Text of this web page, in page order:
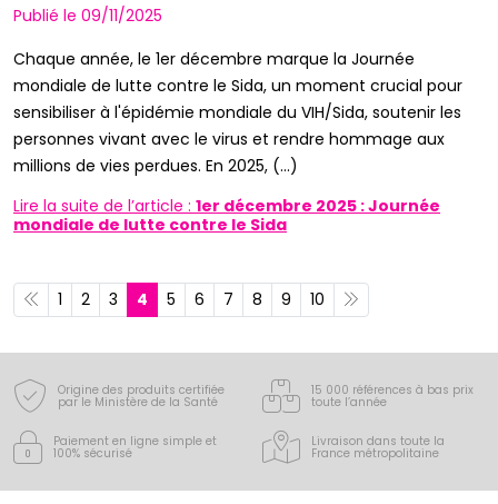
Publié le 09/11/2025
Chaque année, le 1er décembre marque la Journée
mondiale de lutte contre le Sida, un moment crucial pour
sensibiliser à l'épidémie mondiale du VIH/Sida, soutenir les
personnes vivant avec le virus et rendre hommage aux
millions de vies perdues. En 2025, (...)
Lire la suite de l’article : 1er décembre 2025 : Journée
mondiale de lutte contre le Sida
1 2 3 4 5 6 7 8 9 10
Origine des produits certifiée
par le Ministère de la Santé
15 000 références à bas prix
toute l’année
Paiement en ligne simple et
100% sécurisé
Livraison dans toute la
France métropolitaine